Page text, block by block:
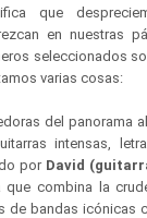
que
en nuestras
seleccionados
varias cosas:
del panorama
intensas,
por David
combina la
de bandas icónicas